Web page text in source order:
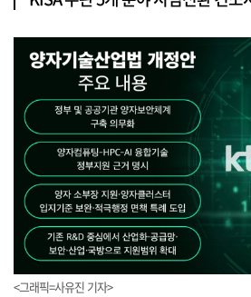
<그래픽=사유진 기자>